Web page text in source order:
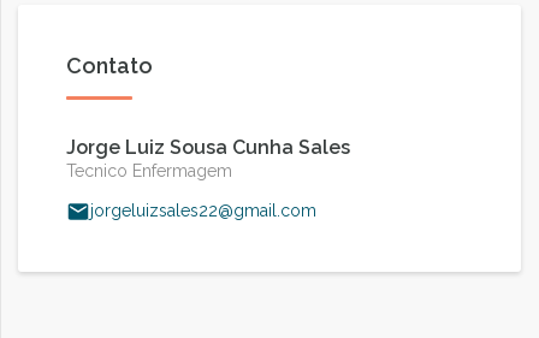
Contato
Jorge Luiz Sousa Cunha Sales
Tecnico Enfermagem
jorgeluizsales22@gmail.com